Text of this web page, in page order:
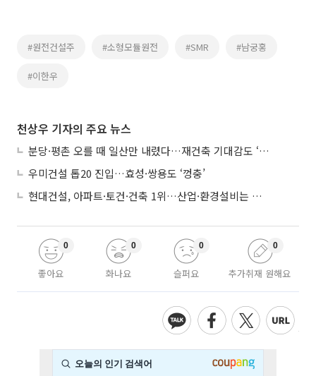
#원전건설주 #소형모듈원전 #SMR #남궁홍
#이한우
천상우 기자의 주요 뉴스
분당·평촌 오를 때 일산만 내렸다…재건축 기대감도 ‘무색’
우미건설 톱20 진입…효성·쌍용도 ‘껑충’
현대건설, 아파트·토건·건축 1위…산업·환경설비는 삼성E&A
좋아요
0
화나요
0
슬퍼요
0
추가취재 원해요
0